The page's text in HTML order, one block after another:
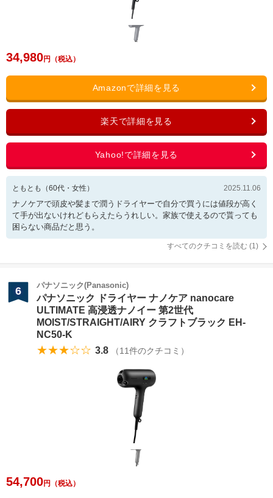
34,980
ともとも （60代・ 女性 ） 2025.11.06
ナノケアで頭皮や髪まで潤うドライヤーで自分で買うには値段が高く
て手が出ないけれどもらえたらうれしい。家族で使えるので貰っても
困らない商品だと思う。
すべてのクチコミを読む (1)
6 パナソニック(Panasonic)
パナソニック ドライヤー ナノケア nanocare
ULTIMATE 高浸透ナノイー 第2世代
MOIST/STRAIGHT/AIRY クラフトブラック EH-
NC50-K
★★★☆☆ 3.8 （11件のクチコミ）
54,700